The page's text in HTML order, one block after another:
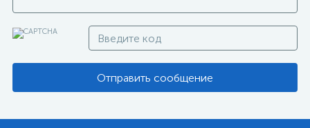
Отправить сообщение